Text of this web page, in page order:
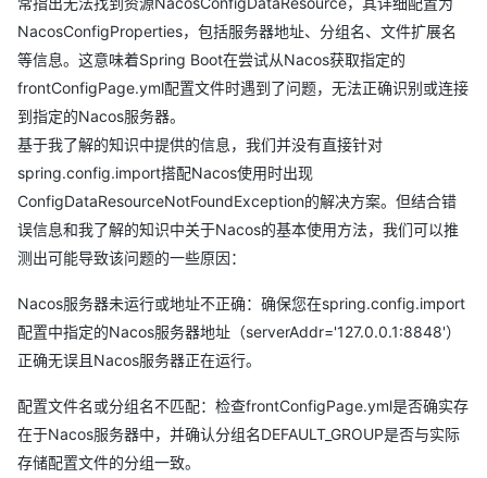
config=NacosItemConfig{group='DEFAULT_GROUP',
dataId='frontConfigPage.yml', suffix='yml',
refreshEnabled=true, preference=null}}' via location
'nacos:frontConfigPage.yml' cannot be found
at
org.springframework.boot.context.config.ConfigDataResource
NotFoundException.withLocation(ConfigDataResourceNotFoun
dException.java:97)
at
andle(ConfigDataImporter.java:150)
at
org.springframework.boot.context.config.ConfigDataImporter.l
NacosConfigProperties，包括服务器地址、分组名、文件扩展名
等信息。这意味着Spring Boot在尝试从Nacos获取指定的
frontConfigPage.yml配置文件时遇到了问题，无法正确识别或连接
到指定的Nacos服务器。
基于我了解的知识中提供的信息，我们并没有直接针对
spring.config.import搭配Nacos使用时出现
ConfigDataResourceNotFoundException的解决方案。但结合错
误信息和我了解的知识中关于Nacos的基本使用方法，我们可以推
测出可能导致该问题的一些原因：
Nacos服务器未运行或地址不正确：确保您在spring.config.import
配置中指定的Nacos服务器地址（serverAddr='127.0.0.1:8848'）
正确无误且Nacos服务器正在运行。
配置文件名或分组名不匹配：检查frontConfigPage.yml是否确实存
在于Nacos服务器中，并确认分组名DEFAULT_GROUP是否与实际
存储配置文件的分组一致。